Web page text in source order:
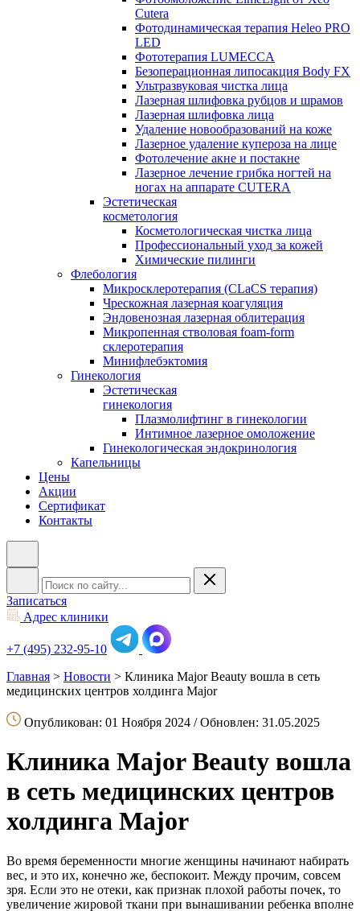
Cutera
Фотодинамическая терапия Heleo PRO
LED
Фототерапия LUMECCA
Безоперационная липосакция Body FX
Ультразвуковая чистка лица
Лазерная шлифовка рубцов и шрамов
Лазерная шлифовка лица
Удаление новообразований на коже
Лазерное удаление купероза на лице
Фотолечение акне и постакне
Лазерное лечение грибка ногтей на
ногах на аппарате CUTERA
Эстетическая
косметология
Косметологическая чистка лица
Профессиональный уход за кожей
Химические пилинги
Флебология
Микросклеротерапия (CLaCS терапия)
Чрескожная лазерная коагуляция
Эндовенозная лазерная облитерация
Микропенная стволовая foam-form
склеротерапия
Минифлебэктомия
Гинекология
Эстетическая
гинекология
Плазмолифтинг в гинекологии
Интимное лазерное омоложение
Гинекологическая эндокринология
Капельницы
Цены
Акции
Сертификат
Контакты
Записаться
Адрес клиники
+7 (495) 232-95-10
Главная > Новости > Клиника Major Beauty вошла в сеть
медицинских центров холдинга Major
Опубликован: 01 Ноября 2024 / Обновлен: 31.05.2025
Клиника Major Beauty вошла
в сеть медицинских центров
холдинга Major
Во время беременности многие женщины начинают набирать
вес, и это их, конечно же, беспокоит. Между прочим, совсем
зря. Если это не отеки, как признак плохой работы почек, то
увеличение жировой ткани при вынашивании ребенка вполне